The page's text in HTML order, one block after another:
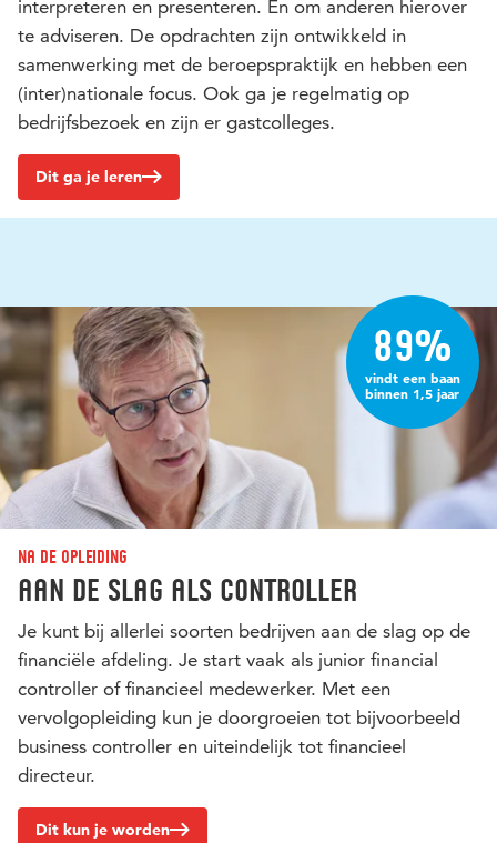
interpreteren en presenteren. Én om anderen hierover
te adviseren. De opdrachten zijn ontwikkeld in
samenwerking met de beroepspraktijk en hebben een
(inter)nationale focus. Ook ga je regelmatig op
bedrijfsbezoek en zijn er gastcolleges.
Dit ga je leren
89%
vindt een baan
binnen 1,5 jaar
Na de opleiding
Aan de slag als controller
Je kunt bij allerlei soorten bedrijven aan de slag op de
financiële afdeling. Je start vaak als junior financial
controller of financieel medewerker. Met een
vervolgopleiding kun je doorgroeien tot bijvoorbeeld
business controller en uiteindelijk tot financieel
directeur.
Dit kun je worden